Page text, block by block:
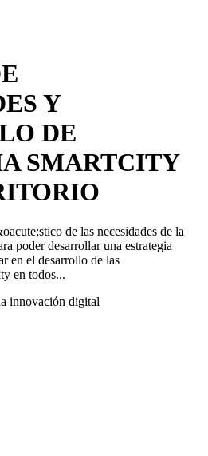
Y
DE
SMARTCITY
de las necesidades de la
poder desarrollar una estrategia
en el desarrollo de las
en todos...
innovación digital